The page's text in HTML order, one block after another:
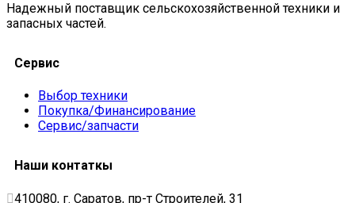
Надежный поставщик сельскохозяйственной техники и
запасных частей.
Сервис
Выбор техники
Покупка/Финансирование
Сервис/запчасти
Наши контаткы
410080, г. Саратов, пр-т Строителей, 31